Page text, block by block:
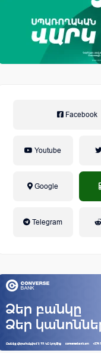
Facebook
Youtube
Google
Telegram